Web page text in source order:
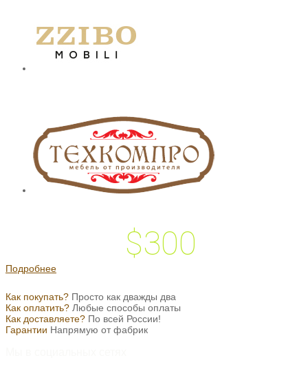
$300
Подробнее
Как покупать? Просто как дважды два
Как оплатить? Любые способы оплаты
Как доставляете? По всей России!
Гарантии Напрямую от фабрик